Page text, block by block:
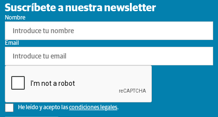
Suscríbete a nuestra newsletter
Nombre
He leído y acepto lascondiciones legales.
Email